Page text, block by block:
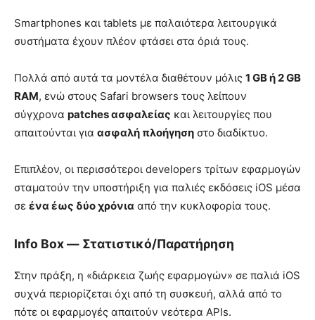
Smartphones και tablets με παλαιότερα λειτουργικά
συστήματα έχουν πλέον φτάσει στα όριά τους.
Πολλά από αυτά τα μοντέλα διαθέτουν μόλις 1 GB ή 2 GB
RAM, ενώ στους Safari browsers τους λείπουν
σύγχρονα patches ασφαλείας και λειτουργίες που
απαιτούνται για ασφαλή πλοήγηση στο διαδίκτυο.
Επιπλέον, οι περισσότεροι developers τρίτων εφαρμογών
σταματούν την υποστήριξη για παλιές εκδόσεις iOS μέσα
σε ένα έως δύο χρόνια από την κυκλοφορία τους.
Info Box — Στατιστικό/Παρατήρηση
Στην πράξη, η «διάρκεια ζωής εφαρμογών» σε παλιά iOS
συχνά περιορίζεται όχι από τη συσκευή, αλλά από το
πότε οι εφαρμογές απαιτούν νεότερα APIs.